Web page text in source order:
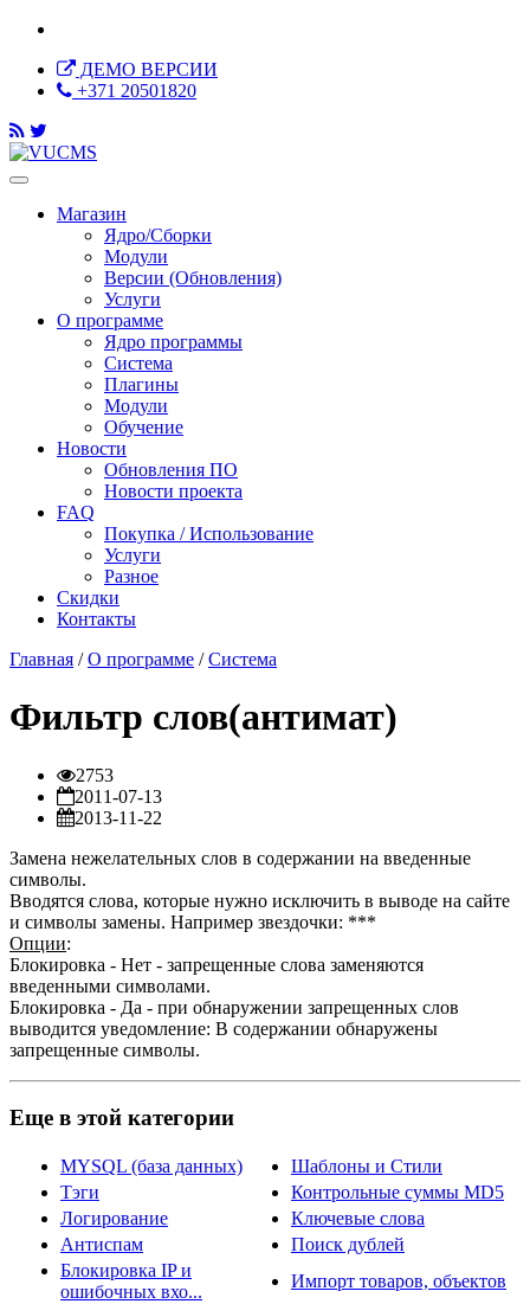
ДЕМО ВЕРСИИ
+371 20501820
Магазин
Ядро/Сборки
Модули
Версии (Обновления)
Услуги
О программе
Ядро программы
Система
Плагины
Модули
Обучение
Новости
Обновления ПО
Новости проекта
FAQ
Покупка / Использование
Услуги
Разное
Скидки
Контакты
Главная /О программе /Система
Фильтр слов(антимат)
2753
2011-07-13
2013-11-22
Замена нежелательных слов в содержании на введенные
символы.
Вводятся слова, которые нужно исключить в выводе на сайте
и символы замены. Например звездочки: ***
Опции:
Блокировка - Нет - запрещенные слова заменяются
введенными символами.
Блокировка - Да - при обнаружении запрещенных слов
выводится уведомление: В содержании обнаружены
запрещенные символы.
Еще в этой категории
MYSQL (база данных)
Шаблоны и Стили
Тэги
Контрольные суммы MD5
Логирование
Ключевые слова
Антиспам
Поиск дублей
Блокировка IP и
ошибочных вхо...
Импорт товаров, объектов